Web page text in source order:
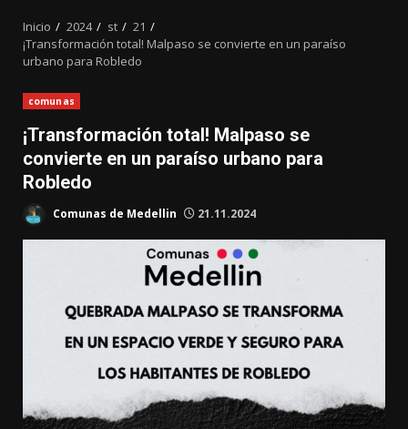
Inicio 2024 st
21
¡Transformación total! Malpaso se convierte en un paraíso
urbano para Robledo
comunas
¡Transformación total! Malpaso se
convierte en un paraíso urbano para
Robledo
Comunas de Medellin 21.11.2024